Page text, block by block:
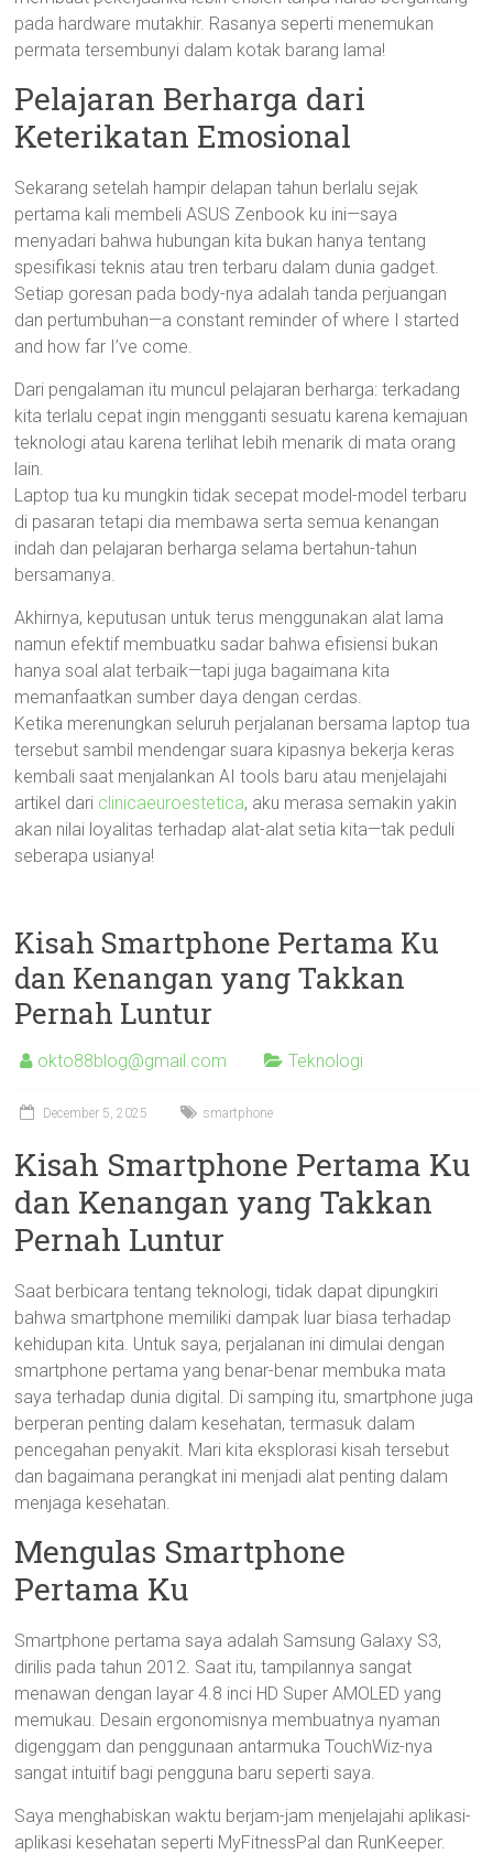
pada hardware mutakhir. Rasanya seperti menemukan
permata tersembunyi dalam kotak barang lama!
Pelajaran Berharga dari
Keterikatan Emosional
Sekarang setelah hampir delapan tahun berlalu sejak
pertama kali membeli ASUS Zenbook ku ini—saya
menyadari bahwa hubungan kita bukan hanya tentang
spesifikasi teknis atau tren terbaru dalam dunia gadget.
Setiap goresan pada body-nya adalah tanda perjuangan
dan pertumbuhan—a constant reminder of where I started
and how far I’ve come.
Dari pengalaman itu muncul pelajaran berharga: terkadang
kita terlalu cepat ingin mengganti sesuatu karena kemajuan
teknologi atau karena terlihat lebih menarik di mata orang
lain.
Laptop tua ku mungkin tidak secepat model-model terbaru
di pasaran tetapi dia membawa serta semua kenangan
indah dan pelajaran berharga selama bertahun-tahun
bersamanya.
Akhirnya, keputusan untuk terus menggunakan alat lama
namun efektif membuatku sadar bahwa efisiensi bukan
hanya soal alat terbaik—tapi juga bagaimana kita
memanfaatkan sumber daya dengan cerdas.
Ketika merenungkan seluruh perjalanan bersama laptop tua
tersebut sambil mendengar suara kipasnya bekerja keras
kembali saat menjalankan AI tools baru atau menjelajahi
artikel dari clinicaeuroestetica, aku merasa semakin yakin
akan nilai loyalitas terhadap alat-alat setia kita—tak peduli
seberapa usianya!
Kisah Smartphone Pertama Ku
dan Kenangan yang Takkan
Pernah Luntur
okto88blog@gmail.com Teknologi
December 5, 2025 smartphone
Kisah Smartphone Pertama Ku
dan Kenangan yang Takkan
Pernah Luntur
Saat berbicara tentang teknologi, tidak dapat dipungkiri
bahwa smartphone memiliki dampak luar biasa terhadap
kehidupan kita. Untuk saya, perjalanan ini dimulai dengan
smartphone pertama yang benar-benar membuka mata
saya terhadap dunia digital. Di samping itu, smartphone juga
berperan penting dalam kesehatan, termasuk dalam
pencegahan penyakit. Mari kita eksplorasi kisah tersebut
dan bagaimana perangkat ini menjadi alat penting dalam
menjaga kesehatan.
Mengulas Smartphone
Pertama Ku
Smartphone pertama saya adalah Samsung Galaxy S3,
dirilis pada tahun 2012. Saat itu, tampilannya sangat
menawan dengan layar 4.8 inci HD Super AMOLED yang
memukau. Desain ergonomisnya membuatnya nyaman
digenggam dan penggunaan antarmuka TouchWiz-nya
sangat intuitif bagi pengguna baru seperti saya.
Saya menghabiskan waktu berjam-jam menjelajahi aplikasi-
aplikasi kesehatan seperti MyFitnessPal dan RunKeeper.